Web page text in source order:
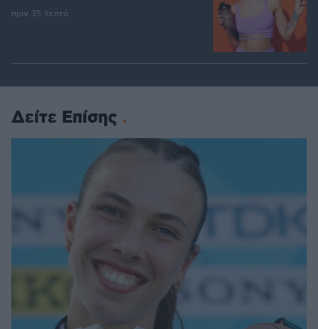
πριν 35 λεπτά
Δείτε Επίσης